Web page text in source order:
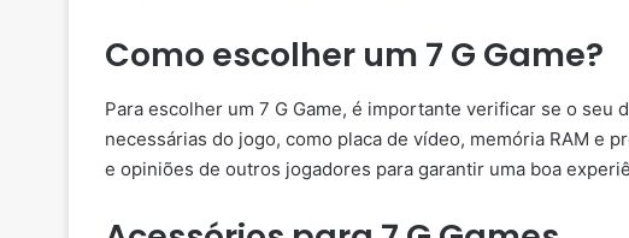
Como escolher um 7 G Game?
Para escolher um 7 G Game, é importante verificar se o
necessárias do jogo, como placa de vídeo, memória RAM e
e opiniões de outros jogadores para garantir uma boa